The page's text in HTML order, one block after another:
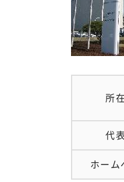
所
代
ホーム